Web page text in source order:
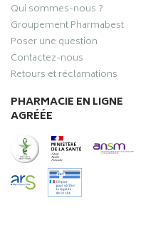
Qui sommes-nous ?
Groupement Pharmabest
Poser une question
Contactez-nous
Retours et réclamations
PHARMACIE EN LIGNE
AGRÉÉE